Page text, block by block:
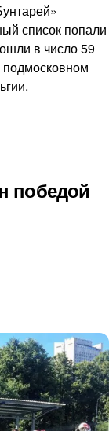
список попали
в число 59
подмосковном
победой